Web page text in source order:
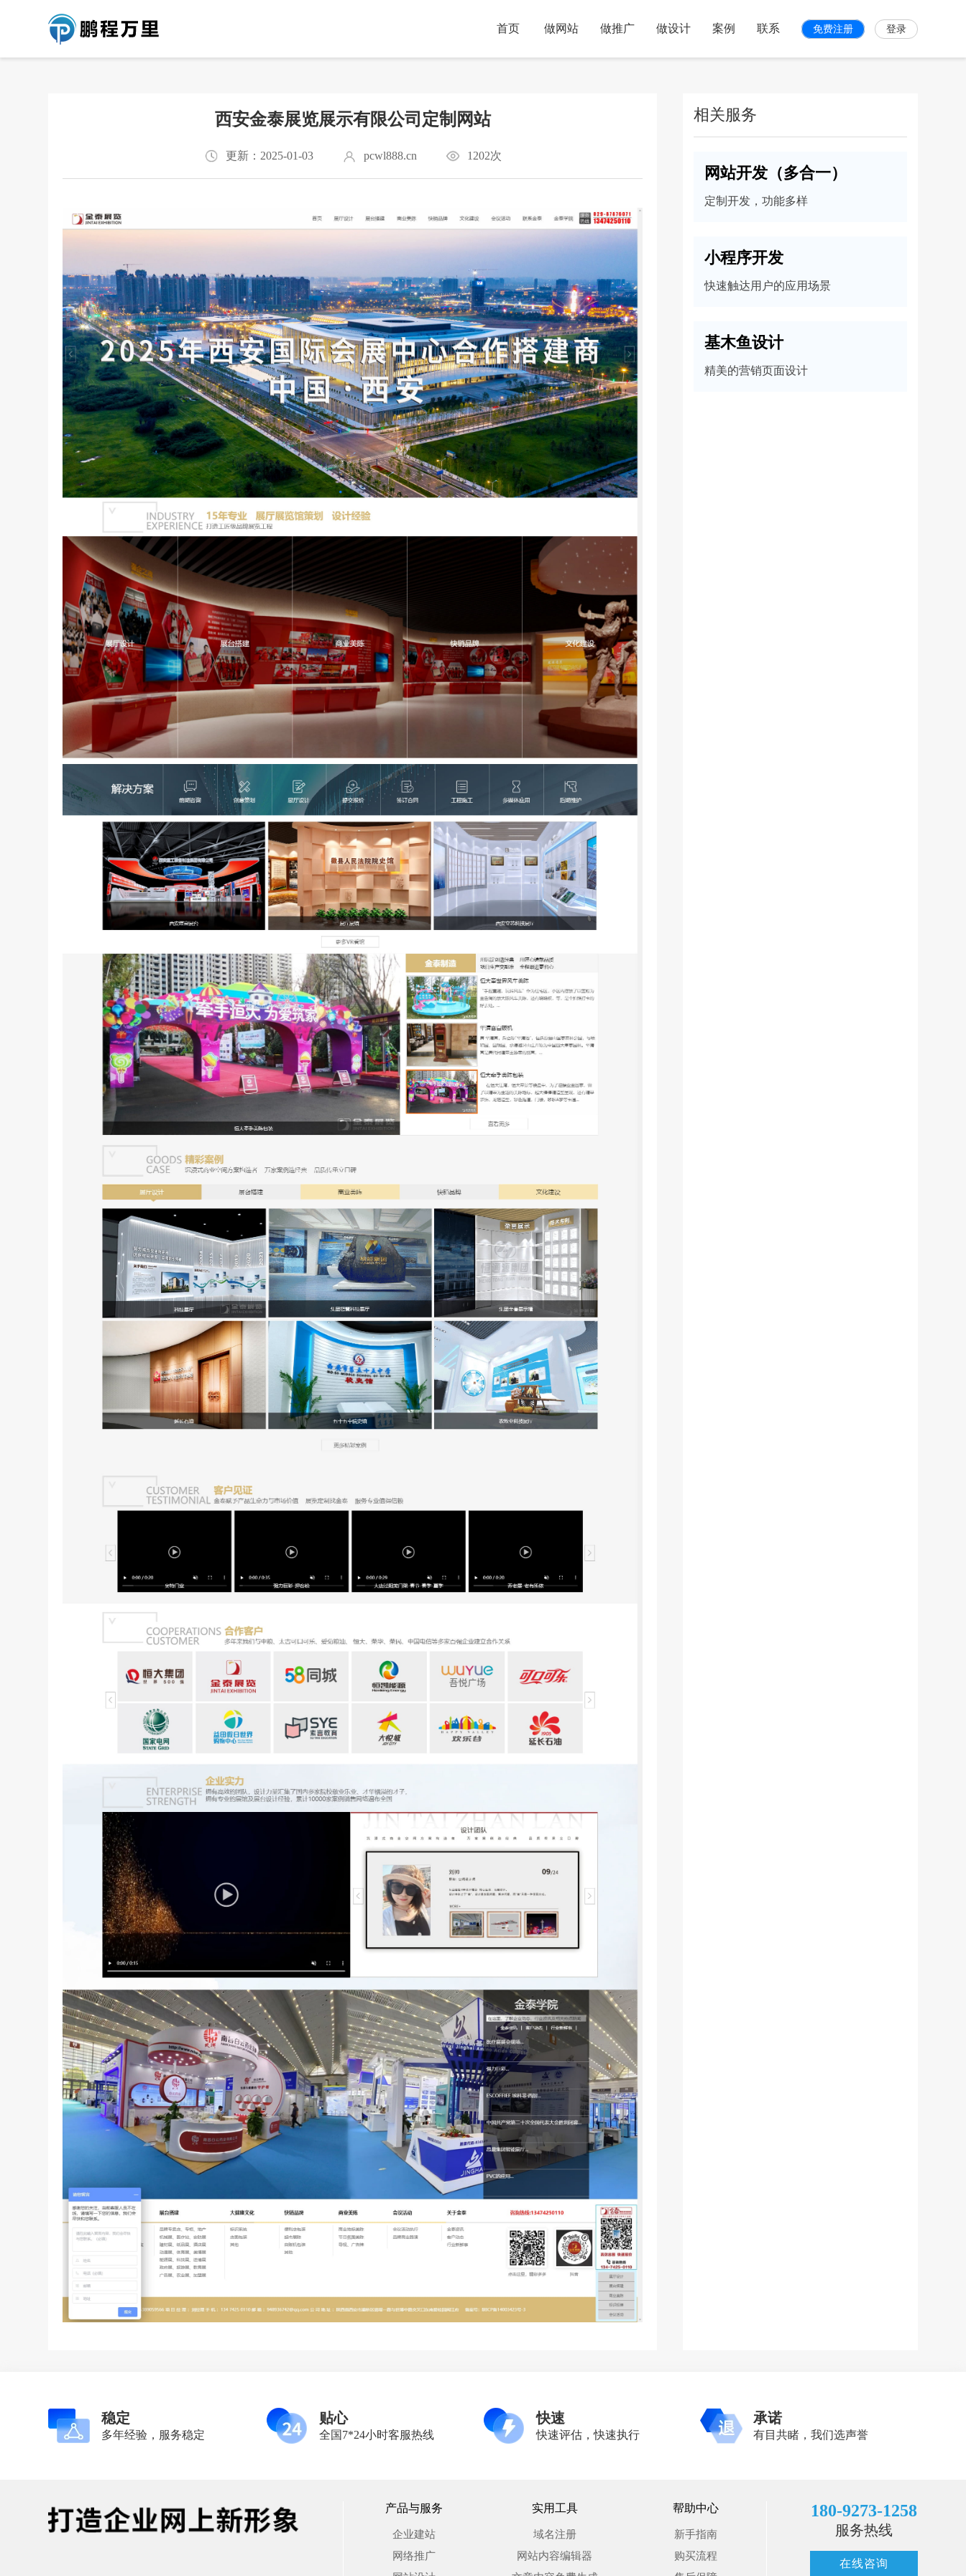
首页 做网站 做推广 做设计 案例 联系 免费注册 登录
西安金泰展览展示有限公司定制网站
更新：2025-01-03 pcwl888.cn 1202次
相关服务
网站开发（多合一）
定制开发，功能多样
小程序开发
快速触达用户的应用场景
基木鱼设计
精美的营销页面设计
稳定
多年经验，服务稳定
贴心
全国7*24小时客服热线
快速
快速评估，快速执行
承诺
有目共睹，我们选声誉
产品与服务
企业建站
网络推广
实用工具
域名注册
网站内容编辑器
帮助中心
新手指南
购买流程
180-9273-1258
服务热线
在线咨询